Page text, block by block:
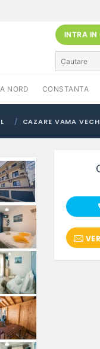
INTRA IN
NORD CONSTANTA
CAZARE VAMA